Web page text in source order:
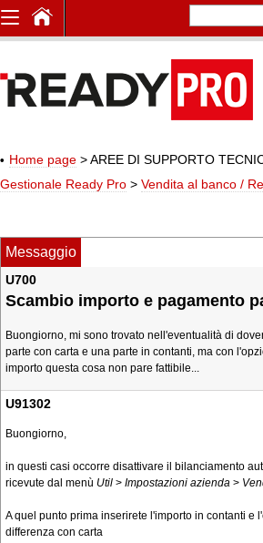
Home page > AREE DI SUPPORTO
Gestionale Ready Pro > Vendita al banco /
Messaggio
U700
Scambio importo e pagamento
Buongiorno, mi sono trovato nell'eventualità di
parte con carta e una parte in contanti, ma con
importo questa cosa non pare fattibile...
U91302
Buongiorno,
in questi casi occorre disattivare il bilanciamento
ricevute dal menù Util > Impostazioni azienda >
A quel punto prima inserirete l'importo in contanti e
differenza con carta